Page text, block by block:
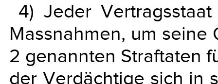
4) Jeder
Massnahmen, um
2 genannten Straftaten
der Verdächtige sich in